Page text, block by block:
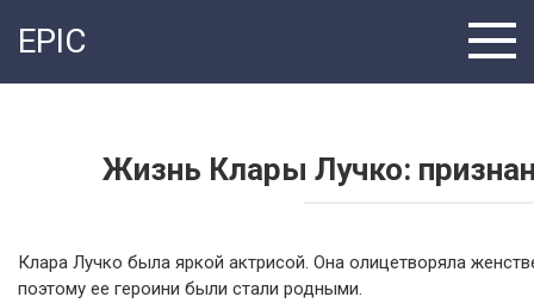
EPIC
Жизнь Клары Лучко:
Клара Лучко была яркой актрисой. Она олицетворяла
поэтому ее героини были стали родными.